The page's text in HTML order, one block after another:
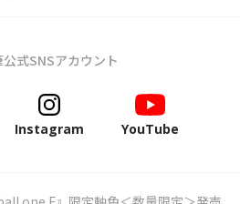
式SNSアカウント
Instagram YouTube